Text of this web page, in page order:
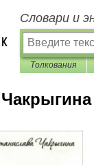
Словари и
Толкования